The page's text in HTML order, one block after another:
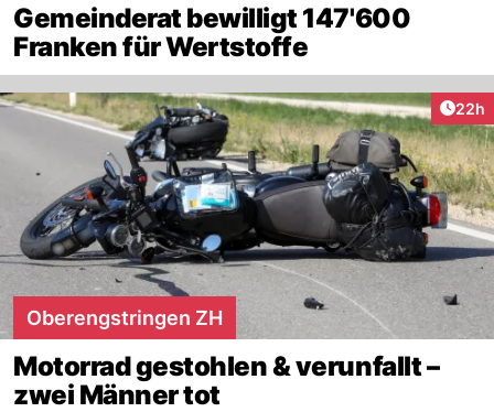
Gemeinderat bewilligt 147'600
Franken für Wertstoffe
22h
Oberengstringen ZH
Motorrad gestohlen & verunfallt –
zwei Männer tot